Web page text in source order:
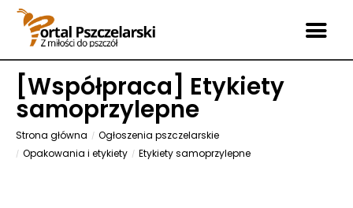
[Współpraca] Etykiety
samoprzylepne
Strona główna
Ogłoszenia pszczelarskie
Opakowania i etykiety
Etykiety samoprzylepne